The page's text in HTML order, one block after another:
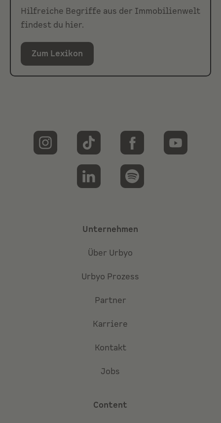
Hilfreiche Begriffe aus der Immobilienwelt
findest du hier.
Zum Lexikon
Unternehmen
Über Urbyo
Urbyo Prozess
Partner
Karriere
Kontakt
Jobs
Content